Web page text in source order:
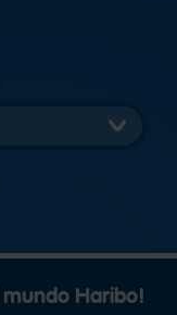
mundo Haribo!